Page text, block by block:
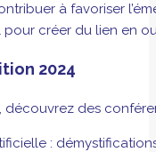
à favoriser
pour créer du lien en
2024
découvrez des
: